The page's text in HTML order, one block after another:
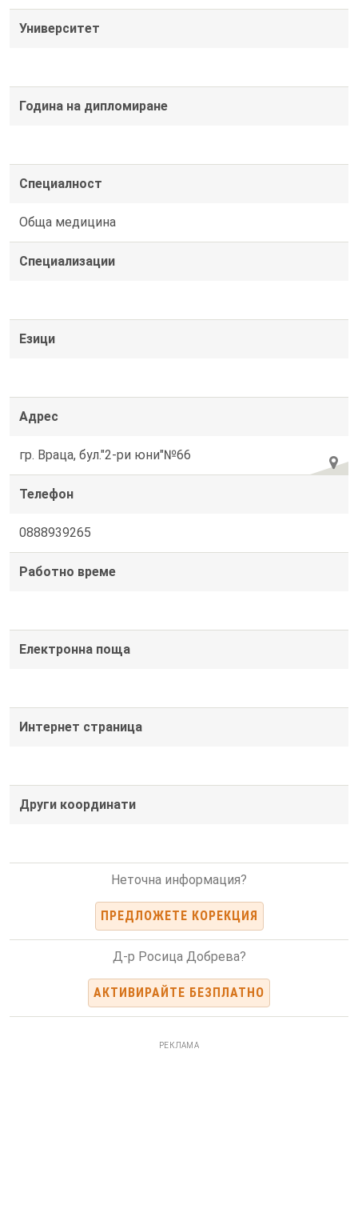
Университет
Година на дипломиране
Специалност
Обща медицина
Специализации
Езици
Адрес
гр. Враца, бул."2-ри юни"№66
Телефон
0888939265
Работно време
Електронна поща
Интернет страница
Други координати
Неточна информация?
ПРЕДЛОЖЕТЕ КОРЕКЦИЯ
Д-р Росица Добрева?
АКТИВИРАЙТЕ БЕЗПЛАТНО
РЕКЛАМА